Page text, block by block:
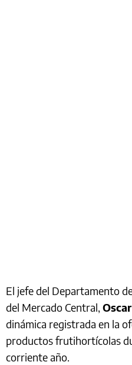
El jefe del Departamento
del Mercado Central,
dinámica registrada en la
productos frutihortícolas
corriente año.